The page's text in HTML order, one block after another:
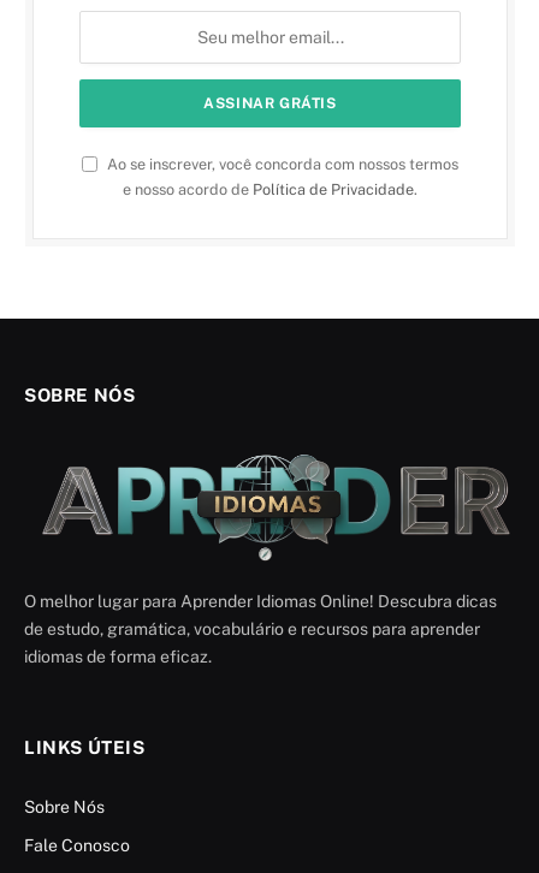
Ao se inscrever, você concorda com nossos termos
e nosso acordo de Política de Privacidade.
SOBRE NÓS
O melhor lugar para Aprender Idiomas Online! Descubra dicas
de estudo, gramática, vocabulário e recursos para aprender
idiomas de forma eficaz.
LINKS ÚTEIS
Sobre Nós
Fale Conosco